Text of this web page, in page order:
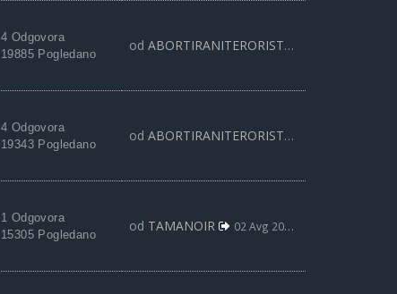
4 Odgovora
19885 Pogledano
od ABORTIRANITERORISTA
4 Odgovora
19343 Pogledano
od ABORTIRANITERORISTA
1 Odgovora
15305 Pogledano
od TAMANOIR 02 Avg 2018, 21:14